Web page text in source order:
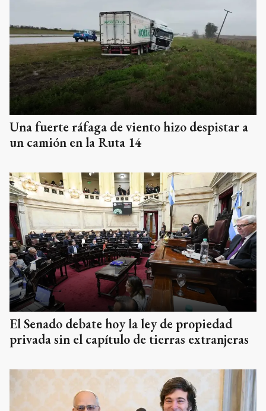
Una fuerte ráfaga de viento hizo despistar a
un camión en la Ruta 14
El Senado debate hoy la ley de propiedad
privada sin el capítulo de tierras extranjeras